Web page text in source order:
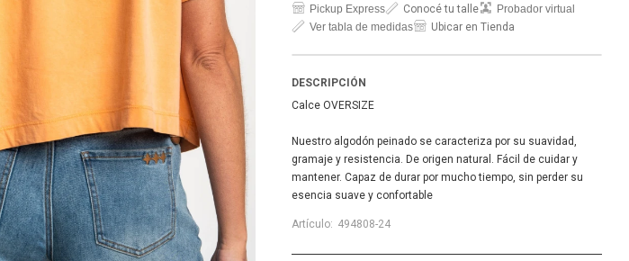
Pickup Express Conocé tu talle
Probador virtual
Ver tabla de medidas
Ubicar en Tienda
DESCRIPCIÓN
Calce OVERSIZE
Nuestro algodón peinado se caracteriza por su suavidad,
gramaje y resistencia. De origen natural. Fácil de cuidar y
mantener. Capaz de durar por mucho tiempo, sin perder su
esencia suave y confortable
494808-24